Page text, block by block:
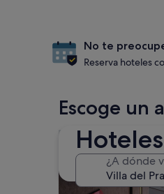
¿A dónde
No te
Reserva hoteles
Escoge un
Buscar